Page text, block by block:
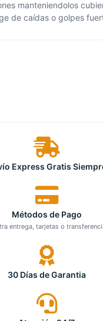
manteniendolos
de caídas o golpes
Express Gratis
Métodos de Pago
entrega, tarjetas o
30 Días de Garantia